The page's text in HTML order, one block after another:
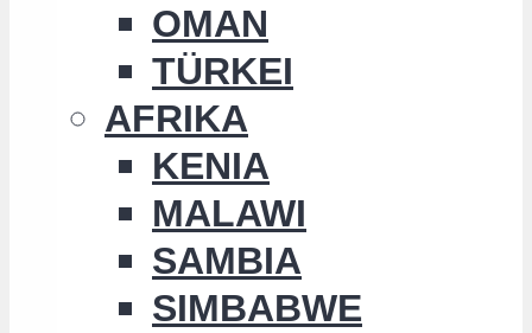
OMAN
TÜRKEI
AFRIKA
KENIA
MALAWI
SAMBIA
SIMBABWE